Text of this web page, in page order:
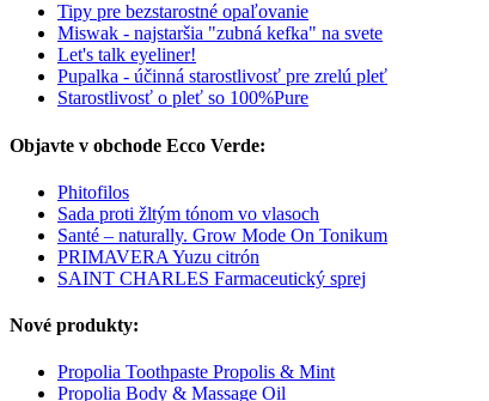
Tipy pre bezstarostné opaľovanie
Miswak - najstaršia "zubná kefka" na svete
Let's talk eyeliner!
Pupalka - účinná starostlivosť pre zrelú pleť
Starostlivosť o pleť so 100%Pure
Objavte v obchode Ecco Verde:
Phitofilos
Sada proti žltým tónom vo vlasoch
Santé – naturally. Grow Mode On Tonikum
PRIMAVERA Yuzu citrón
SAINT CHARLES Farmaceutický sprej
Nové produkty:
Propolia Toothpaste Propolis & Mint
Propolia Body & Massage Oil